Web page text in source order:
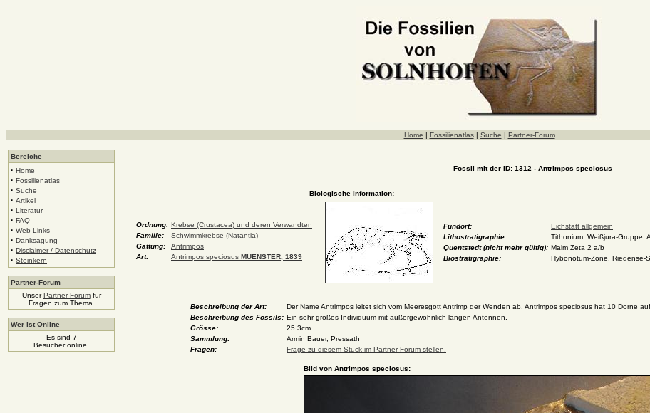
Home | Fossilienatlas| Suche | Partner-Forum
Bereiche
· Home
· Fossilienatlas
· Suche
· Artikel
· Literatur
· FAQ
· Web Links
· Danksagung
· Disclaimer / Datenschutz
· Steinkern
Partner-Forum
UnserPartner-Forumfür
Fragen zum Thema.
Wer ist Online
Es sind 7
Besucher online.
Fossil mit der ID: 1312 - Antrimpos speciosus
Biologische Information:
Ordnung: Krebse (Crustacea) und deren Verwandten
Familie:
Schwimmkrebse (Natantia)
Gattung:
Antrimpos
Art:
Antrimpos speciosus MUENSTER, 1839
Fundort:
Eichstätt allgemein
Lithostratigraphie:
Tithonium, Weißjura-Gruppe,
Quentstedt (nicht mehr gültig): Malm Zeta 2 a/b
Biostratigraphie:
Hybonotum-Zone, Riedense-
Beschreibung der Art:
Der Name Antrimpos leitet sich vom Meeresgott Antrimp der Wenden ab. Antrimpos speciosus hat 10 Dorne
Beschreibung des Fossils: Ein sehr großes Individuum mit außergewöhnlich langen Antennen.
Grösse:
25,3cm
Sammlung:
Armin Bauer, Pressath
Fragen:
Frage zu diesem Stück im Partner-Forum stellen.
Bild von Antrimpos speciosus: